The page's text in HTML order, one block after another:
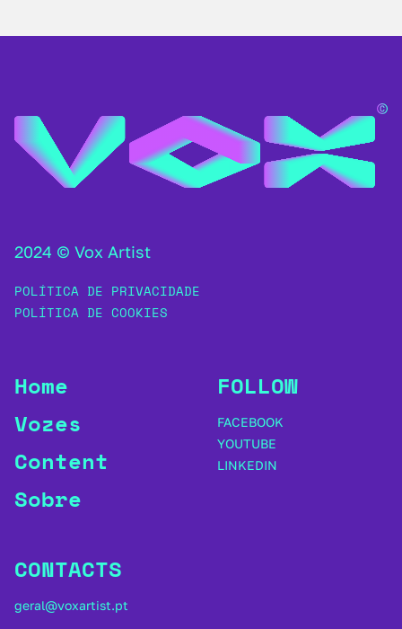
2024 © Vox Artist
POLÍTICA DE PRIVACIDADE
POLÍTICA DE COOKIES
Home
Vozes
Content
Sobre
FOLLOW
FACEBOOK
YOUTUBE
LINKEDIN
CONTACTS
geral@voxartist.pt